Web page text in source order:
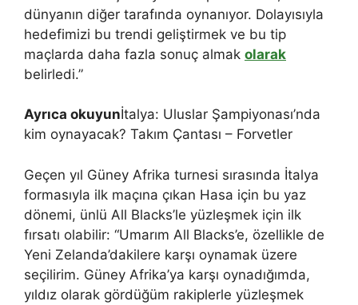
dünyanın diğer tarafında oynanıyor. Dolayısıyla
hedefimizi bu trendi geliştirmek ve bu tip
maçlarda daha fazla sonuç almak olarak
belirledi.”
Ayrıca okuyunİtalya: Uluslar Şampiyonası’nda
kim oynayacak? Takım Çantası – Forvetler
Geçen yıl Güney Afrika turnesi sırasında İtalya
formasıyla ilk maçına çıkan Hasa için bu yaz
dönemi, ünlü All Blacks’le yüzleşmek için ilk
fırsatı olabilir: “Umarım All Blacks’e, özellikle de
Yeni Zelanda’dakilere karşı oynamak üzere
seçilirim. Güney Afrika’ya karşı oynadığımda,
yıldız olarak gördüğüm rakiplerle yüzleşmek